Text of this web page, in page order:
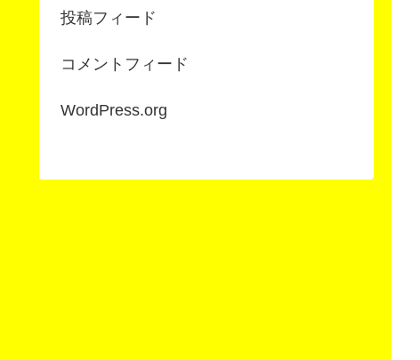
投稿フィード
コメントフィード
WordPress.org